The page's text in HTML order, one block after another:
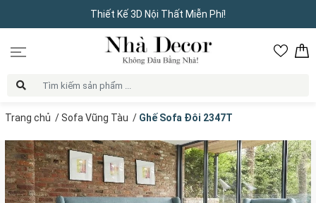
Thiết Kế 3D Nội Thất Miễn Phí!
Trang chủ /Sofa Vũng Tàu / Ghế Sofa Đôi 2347T